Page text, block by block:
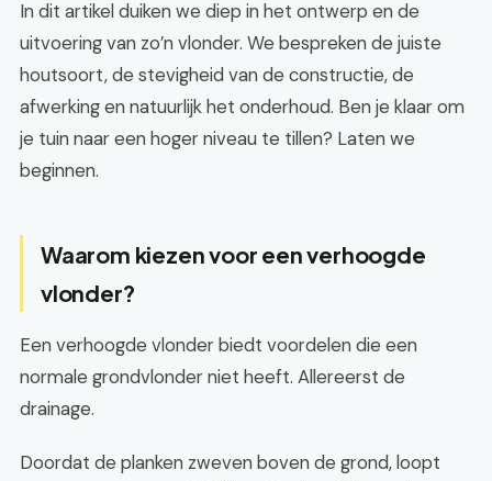
In dit artikel duiken we diep in het ontwerp en de
uitvoering van zo’n vlonder. We bespreken de juiste
houtsoort, de stevigheid van de constructie, de
afwerking en natuurlijk het onderhoud. Ben je klaar om
je tuin naar een hoger niveau te tillen? Laten we
beginnen.
Waarom kiezen voor een verhoogde
vlonder?
Een verhoogde vlonder biedt voordelen die een
normale grondvlonder niet heeft. Allereerst de
drainage.
Doordat de planken zweven boven de grond, loopt